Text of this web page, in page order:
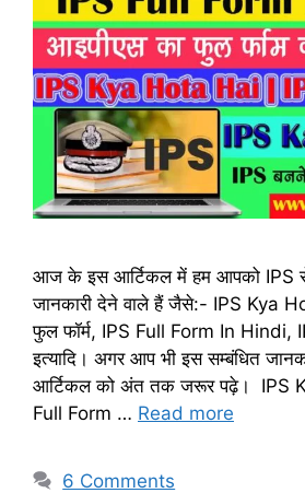
आज के इस आर्टिकल में हम आपको IPS से
जानकारी देने वाले हैं जैसे:- IPS Kya
फुल फॉर्म, IPS Full Form In Hindi,
इत्यादि। अगर आप भी इस सम्बंधित
आर्टिकल को अंत तक जरूर पढ़े। IPS
Full Form … Read more
6 Comments